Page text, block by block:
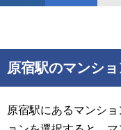
原宿駅のマンシ
原宿駅にあるマンシ